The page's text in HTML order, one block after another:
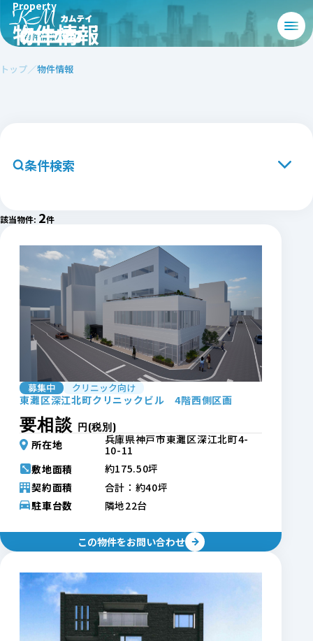
Property
物件情報
トップ 物件情報
条件検索
中部エリア
関西エリア
中国・四国エリア
九州エリア
都道府県を選択
条件から探す
カテゴリー
ロードサイド
倉庫・工場
貸土地
ビルイン
駅前店舗
クリニック向け
賃料 円〜
円
契約面積
坪〜
坪
敷地面積
坪〜
坪
駅徒歩
分以内
台以上
該当物件: 2件
募集中 クリニック向け
東灘区深江北町クリニックビル 4階西側区画
要相談 円(税別)
所在地
兵庫県神戸市東灘区深江北町4-
10-11
敷地面積
約175.50坪
契約面積
合計：約40坪
駐車台数
隣地22台
この物件をお問い合わせ